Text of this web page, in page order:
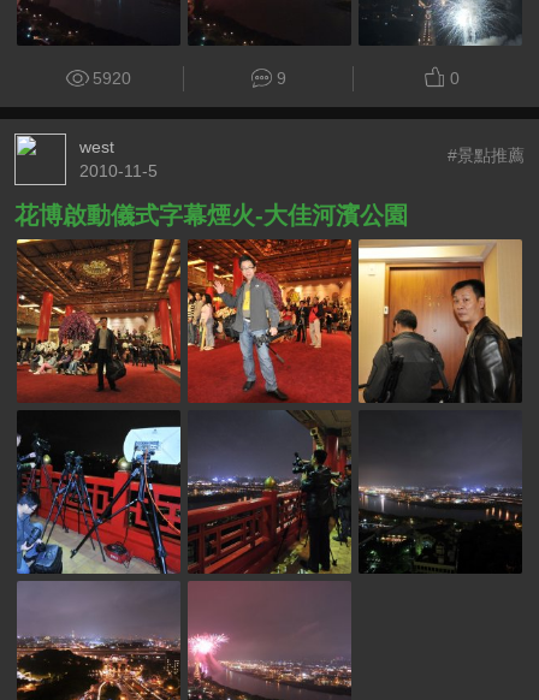
5920 9 0
west
2010-11-5
#景點推薦
花博啟動儀式字幕煙火-大佳河濱公園